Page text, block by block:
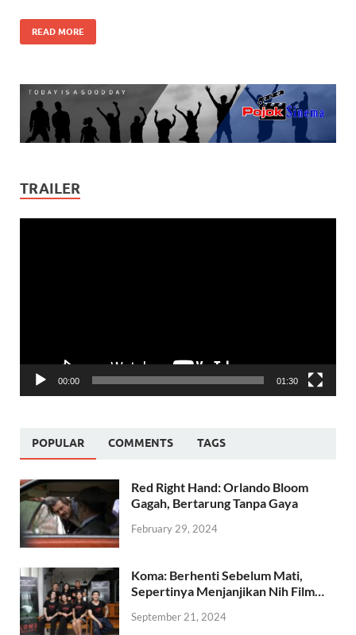
READ MORE
TRAILER
00:00 01:30
POPULAR COMMENTS TAGS
Red Right Hand: Orlando Bloom
Gagah, Bertarung Tanpa Gaya
February 29, 2024
Koma: Berhenti Sebelum Mati,
Sepertinya Menjanjikan Nih Film…
September 21, 2024